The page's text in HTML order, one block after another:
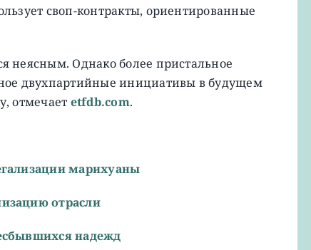
своп-контракты, ориентированные
неясным. Однако более пристальное
двухпартийные инициативы в будущем
отмечает etfdb.com.
марихуаны
отрасли
надежд